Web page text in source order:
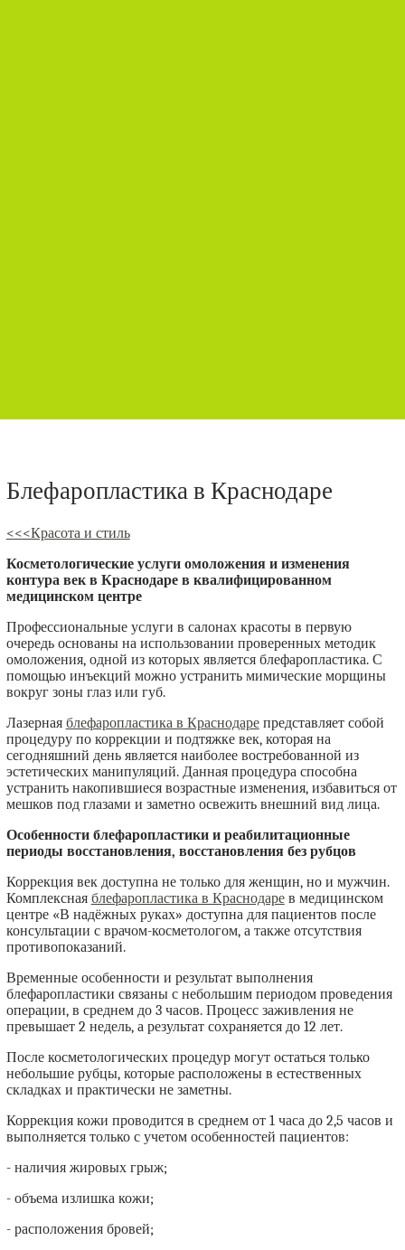
Блефаропластика в Краснодаре
<<<Красота и стиль
Косметологические услуги омоложения и изменения
контура век в Краснодаре в квалифицированном
медицинском центре
Профессиональные услуги в салонах красоты в первую
очередь основаны на использовании проверенных методик
омоложения, одной из которых является блефаропластика. С
помощью инъекций можно устранить мимические морщины
вокруг зоны глаз или губ.
Лазерная блефаропластика в Краснодарепредставляет собой
процедуру по коррекции и подтяжке век, которая на
сегодняшний день является наиболее востребованной из
эстетических манипуляций. Данная процедура способна
устранить накопившиеся возрастные изменения, избавиться от
мешков под глазами и заметно освежить внешний вид лица.
Особенности блефаропластики и реабилитационные
периоды восстановления, восстановления без рубцов
Коррекция век доступна не только для женщин, но и мужчин.
Комплексная блефаропластика в Краснодарев медицинском
центре «В надёжных руках» доступна для пациентов после
консультации с врачом-косметологом, а также отсутствия
противопоказаний.
Временные особенности и результат выполнения
блефаропластики связаны с небольшим периодом проведения
операции, в среднем до 3 часов. Процесс заживления не
превышает 2 недель, а результат сохраняется до 12 лет.
После косметологических процедур могут остаться только
небольшие рубцы, которые расположены в естественных
складках и практически не заметны.
Коррекция кожи проводится в среднем от 1 часа до 2,5 часов и
выполняется только с учетом особенностей пациентов:
- наличия жировых грыж;
- объема излишка кожи;
- расположения бровей;